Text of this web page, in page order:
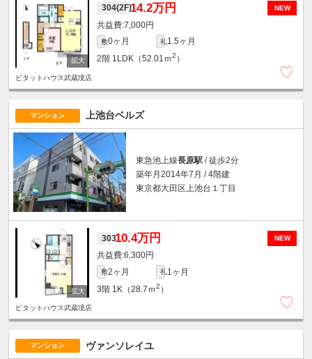
NEW
304(2F)14.2万円
7,000円
敷0ヶ月 礼1.5ヶ月
2階 1LDK（52.01ｍ2 ）
ピタットハウス武蔵境店
マンション 上池台ベルズ
東急池上線長原駅 / 徒歩2分
築年月2014年7月 / 4階建
東京都大田区上池台１丁目
NEW
30310.4万円
6,300円
敷2ヶ月 礼1ヶ月
3階 1K（28.7ｍ2 ）
ピタットハウス武蔵境店
マンション ヴァンソレイユ